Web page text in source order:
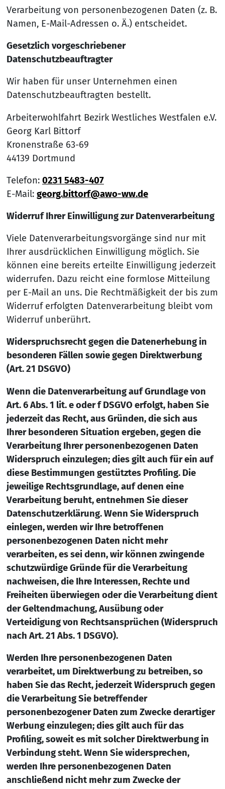
Verarbeitung von personenbezogenen Daten (z. B.
Namen, E-Mail-Adressen o. Ä.) entscheidet.
Gesetzlich vorgeschriebener
Datenschutzbeauftragter
Wir haben für unser Unternehmen einen
Datenschutzbeauftragten bestellt.
Arbeiterwohlfahrt Bezirk Westliches Westfalen e.V.
Georg Karl Bittorf
Kronenstraße 63-69
44139 Dortmund
Telefon: 0231 5483-407
E-Mail: georg.bittorf@awo-ww.de
Widerruf Ihrer Einwilligung zur Datenverarbeitung
Viele Datenverarbeitungsvorgänge sind nur mit
Ihrer ausdrücklichen Einwilligung möglich. Sie
können eine bereits erteilte Einwilligung jederzeit
widerrufen. Dazu reicht eine formlose Mitteilung
per E-Mail an uns. Die Rechtmäßigkeit der bis zum
Widerruf erfolgten Datenverarbeitung bleibt vom
Widerruf unberührt.
Widerspruchsrecht gegen die Datenerhebung in
besonderen Fällen sowie gegen Direktwerbung
(Art. 21 DSGVO)
Wenn die Datenverarbeitung auf Grundlage von
Art. 6 Abs. 1 lit. e oder f DSGVO erfolgt, haben Sie
jederzeit das Recht, aus Gründen, die sich aus
Ihrer besonderen Situation ergeben, gegen die
Verarbeitung Ihrer personenbezogenen Daten
Widerspruch einzulegen; dies gilt auch für ein auf
diese Bestimmungen gestütztes Profiling. Die
jeweilige Rechtsgrundlage, auf denen eine
Verarbeitung beruht, entnehmen Sie dieser
Datenschutzerklärung. Wenn Sie Widerspruch
einlegen, werden wir Ihre betroffenen
personenbezogenen Daten nicht mehr
verarbeiten, es sei denn, wir können zwingende
schutzwürdige Gründe für die Verarbeitung
nachweisen, die Ihre Interessen, Rechte und
Freiheiten überwiegen oder die Verarbeitung dient
der Geltendmachung, Ausübung oder
Verteidigung von Rechtsansprüchen (Widerspruch
nach Art. 21 Abs. 1 DSGVO).
Werden Ihre personenbezogenen Daten
verarbeitet, um Direktwerbung zu betreiben, so
haben Sie das Recht, jederzeit Widerspruch gegen
die Verarbeitung Sie betreffender
personenbezogener Daten zum Zwecke derartiger
Werbung einzulegen; dies gilt auch für das
Profiling, soweit es mit solcher Direktwerbung in
Verbindung steht. Wenn Sie widersprechen,
werden Ihre personenbezogenen Daten
anschließend nicht mehr zum Zwecke der